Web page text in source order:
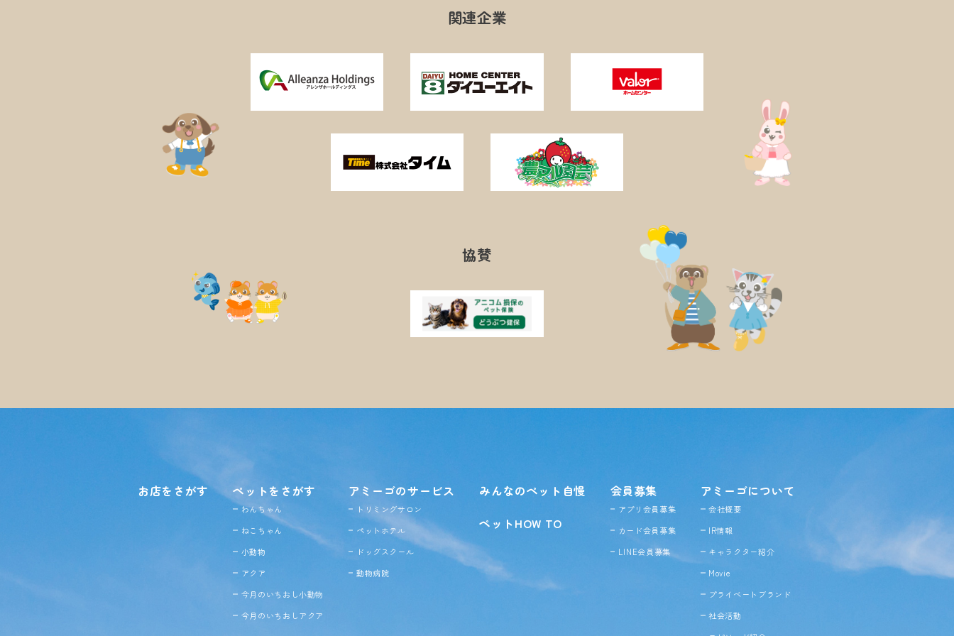
関連企業
協賛
お店をさがす ペットをさがす
わんちゃん
ねこちゃん
小動物
アクア
今月のいちおし小動物
今月のいちおしアクア
アミーゴのサービス
トリミングサロン
ペットホテル
ドッグスクール
動物病院
みんなのペット自慢
ペットHOW TO
会員募集
アプリ会員募集
カード会員募集
LINE会員募集
アミーゴについて
会社概要
IR情報
キャラクター紹介
Movie
プライベートブランド
社会活動